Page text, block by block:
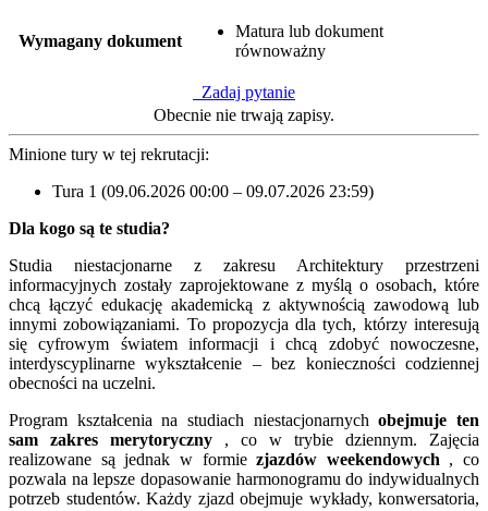
Wymagany dokument
Matura lub dokument
równoważny
Zadaj pytanie
Obecnie nie trwają zapisy.
Minione tury w tej rekrutacji:
Tura 1 (09.06.2026 00:00 – 09.07.2026 23:59)
Dla kogo są te studia?
Studia niestacjonarne z zakresu Architektury przestrzeni
informacyjnych zostały zaprojektowane z myślą o osobach, które
chcą łączyć edukację akademicką z aktywnością zawodową lub
innymi zobowiązaniami. To propozycja dla tych, którzy interesują
się cyfrowym światem informacji i chcą zdobyć nowoczesne,
interdyscyplinarne wykształcenie – bez konieczności codziennej
obecności na uczelni.
Program kształcenia na studiach niestacjonarnychobejmuje ten
sam zakres merytoryczny , co w trybie dziennym. Zajęcia
realizowane są jednak w formiezjazdów weekendowych , co
pozwala na lepsze dopasowanie harmonogramu do indywidualnych
potrzeb studentów. Każdy zjazd obejmuje wykłady, konwersatoria,